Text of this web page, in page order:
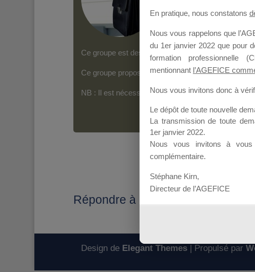
Ce groupe est destiné aux Organismes de
Ce groupe propose un forum dédié au support sur
NB : Il est nécessaire d’êtreinscrit(e)pour pouvoir
Répondre à : MDD 2020
Design de Elegant Themes| Propulsé par
En pratique, nous constatons
Nous vous rappelons que
du 1er janvier 2022 que pour
formation professionnelle
mentionnant l’AGEFICE
Nous vous invitons donc à
Le dépôt de toute nouvelle
La transmission de toute
1er janvier 2022.
Nous vous invitons à vous
complémentaire.
Stéphane Kirn,
Directeur de l’AGEFICE